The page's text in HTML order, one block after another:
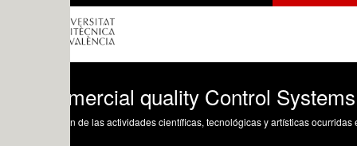
quality Control Systems.
de las actividades científicas, tecnológicas y artísticas ocurridas en los tres